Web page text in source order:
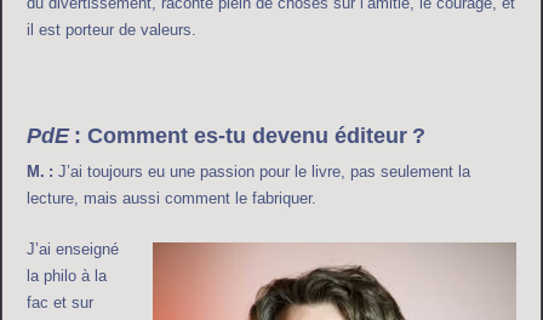
il est porteur de valeurs.
PdE : Comment es-tu devenu éditeur ?
M. :J’ai toujours eu une passion pour le livre, pas seulement la
lecture, mais aussi comment le fabriquer.
J’ai enseigné
la philo à la
fac et sur